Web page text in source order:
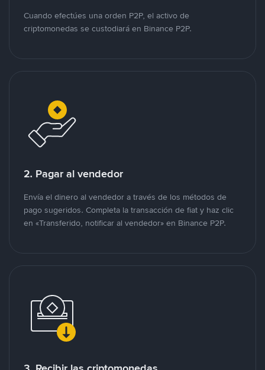
Cuando efectúes una orden P2P, el activo de
criptomonedas se custodiará en Binance P2P.
2. Pagar al vendedor
Envía el dinero al vendedor a través de los métodos de
pago sugeridos. Completa la transacción de fiat y haz clic
en «Transferido, notificar al vendedor» en Binance P2P.